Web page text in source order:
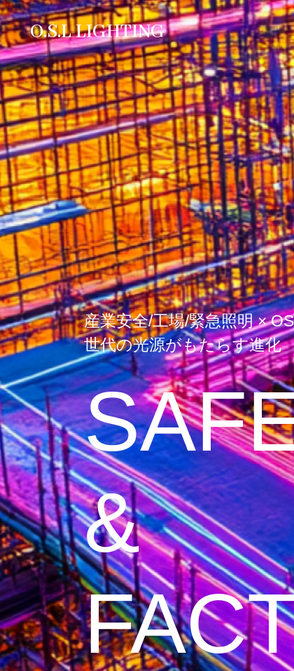
O.S.L LIGHTING
産業安全/工場/緊急照明 ×
世代の光源がもたらす進化
&